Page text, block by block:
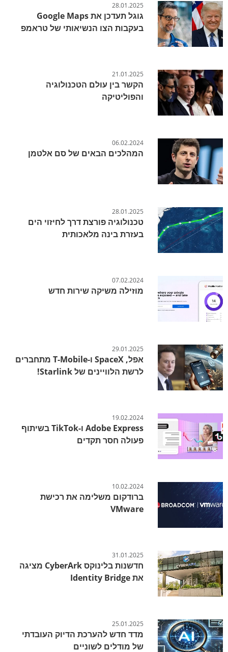
28.01.2025
גוגל תעדכן את Google Maps
בעקבות הצו הנשיאותי של טראמפ
21.01.2025
הקשר בין עולם הטכנולוגיה
והפוליטיקה
06.02.2024
המהלכים הבאים של סם אלטמן
28.01.2025
טכנולוגיה פורצת דרך לחיזוי הים
בעזרת בינה מלאכותית
07.02.2024
מוזילה משיקה שירות חדש
29.01.2025
אפל, SpaceX ו-T-Mobile מתחברים
לרשת הלוויינים של Starlink!
19.02.2024
Adobe Express ו-TikTok בשיתוף
פעולה חסר תקדים
10.02.2024
ברודקום משלימה את רכישת
VMware
31.01.2025
חדשנות בלינוקס CyberArk מציגה
את Identity Bridge
25.01.2025
מדד חדש להערכת הדיוק העובדתי
של מודלים לשוניים